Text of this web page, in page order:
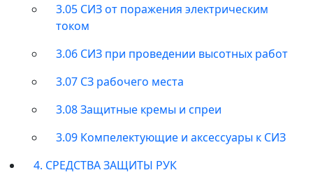
3.05 СИЗ от поражения электрическим
током
3.06 СИЗ при проведении высотных работ
3.07 СЗ рабочего места
3.08 Защитные кремы и спреи
3.09 Компелектующие и аксессуары к СИЗ
4. СРЕДСТВА ЗАЩИТЫ РУК